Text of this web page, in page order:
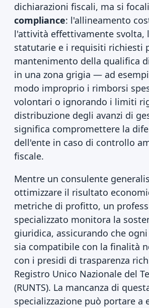
dichiarazioni fiscali, ma si
compliance: l'allineamento
l'attività effettivamente svolta,
statutarie e i requisiti richiesti
mantenimento della qualifica
in una zona grigia — ad
modo improprio i rimborsi
volontari o ignorando i limiti
distribuzione degli avanzi di
significa compromettere la
dell'ente in caso di controllo
fiscale.
Mentre un consulente
ottimizzare il risultato
metriche di profitto, un
specializzato monitora la
giuridica, assicurando che
sia compatibile con la finalità
con i presidi di trasparenza
Registro Unico Nazionale del
(RUNTS). La mancanza di
specializzazione può portare a